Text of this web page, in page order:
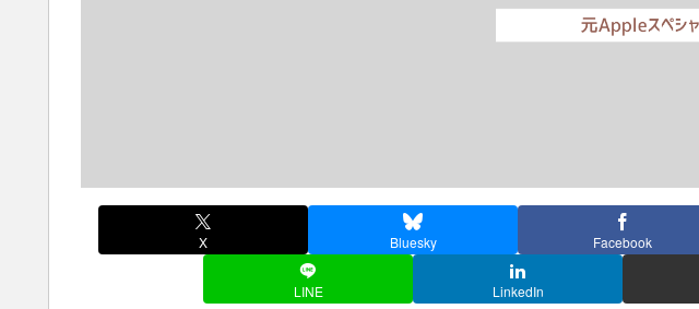
X Bluesky Facebook
LINE LinkedIn